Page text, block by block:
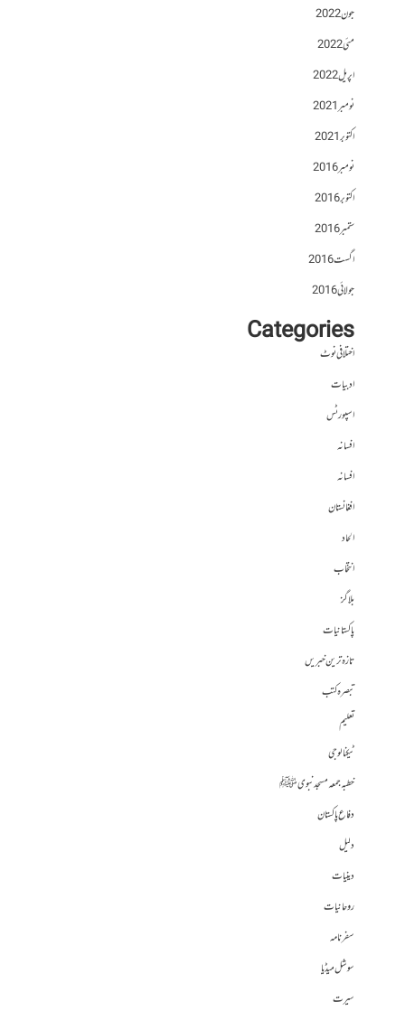
جون 2022
مئی 2022
اپریل 2022
نومبر 2021
اکتوبر 2021
نومبر 2016
اکتوبر 2016
ستمبر 2016
اگست 2016
جولائی 2016
Categories
اختلافی نوٹ
ادبیات
اسپورٹس
افسانہ
افسانہ
افغانستان
الحاد
انتخاب
بلاگز
پاکستانیات
تازہ ترین خبریں
تبصرہ کتب
تعلیم
ٹیکنالوجی
خطبہ جمعہ مسجد نبوی ﷺ
دفاع پاکستان
دلیل
دینیات
روحانیات
سفرنامہ
سوشل میڈیا
سیرت